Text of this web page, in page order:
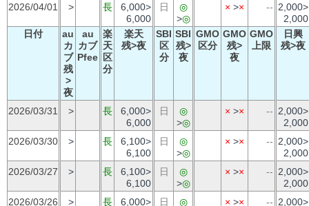
2026/04/01
> 長
6,000>
6,000
日
◎
>◎
× >× -- 2,000>
2,000
日付
au
カ
ブ
残
>
夜
au
カブ
Pfee
楽
天
区
分
楽天
残>夜
SBI
区
分
SBI
残>
夜
GMO
区分
GMO
残>
夜
GMO
上限
日興
残>夜
2026/03/31 > 長
6,000>
6,000
日
◎
>◎
× >× -- 2,000>
2,000
2026/03/30
> 長
6,100>
6,100
日
◎
>◎
× >× -- 2,000>
2,000
2026/03/27
> 長
6,100>
6,100
日
◎
>◎
× >× -- 2,000>
2,000
2026/03/26
> 長 6,000> 日 ◎ × >× -- 2,000>